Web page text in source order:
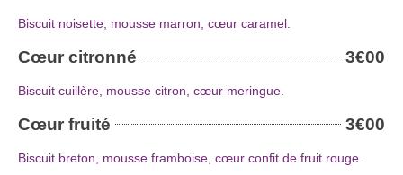
Biscuit noisette, mousse marron, cœur caramel.
Cœur citronné 3€00
Biscuit cuillère, mousse citron, cœur meringue.
Cœur fruité 3€00
Biscuit breton, mousse framboise, cœur confit de fruit rouge.